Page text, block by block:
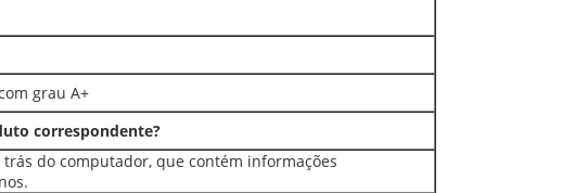
grau A+
correspondente?
do computador, que contém informações